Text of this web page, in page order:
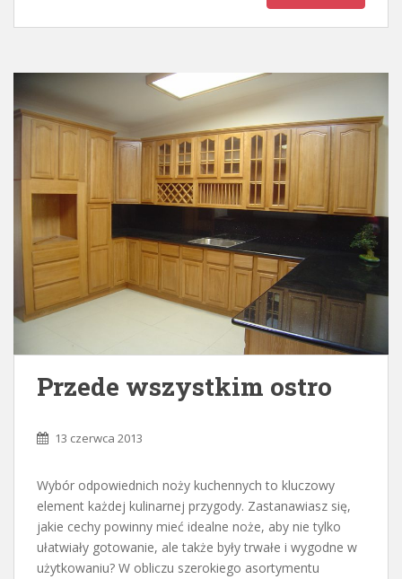
Przede wszystkim ostro
13 czerwca 2013
Wybór odpowiednich noży kuchennych to kluczowy
element każdej kulinarnej przygody. Zastanawiasz się,
jakie cechy powinny mieć idealne noże, aby nie tylko
ułatwiały gotowanie, ale także były trwałe i wygodne w
użytkowaniu? W obliczu szerokiego asortymentu